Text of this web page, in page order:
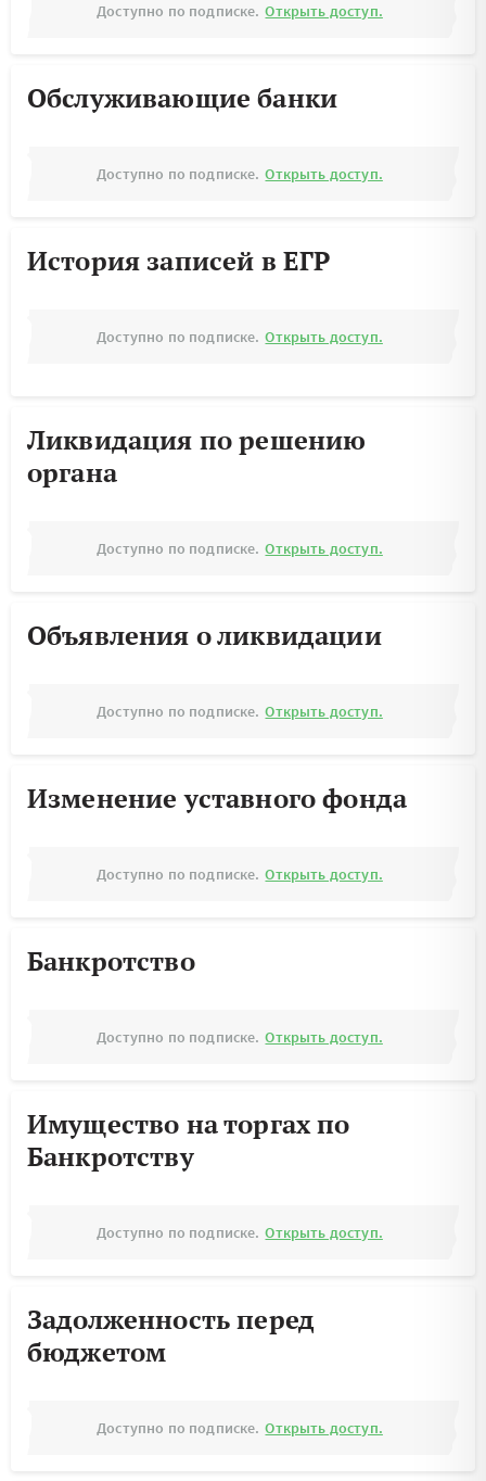
Доступно по подписке. Открыть доступ.
Обслуживающие банки
Доступно по подписке. Открыть доступ.
История записей в ЕГР
Доступно по подписке. Открыть доступ.
Ликвидация по решению
органа
Доступно по подписке. Открыть доступ.
Объявления о ликвидации
Доступно по подписке. Открыть доступ.
Изменение уставного фонда
Доступно по подписке. Открыть доступ.
Банкротство
Доступно по подписке. Открыть доступ.
Имущество на торгах по
Банкротству
Доступно по подписке. Открыть доступ.
Задолженность перед
бюджетом
Доступно по подписке. Открыть доступ.